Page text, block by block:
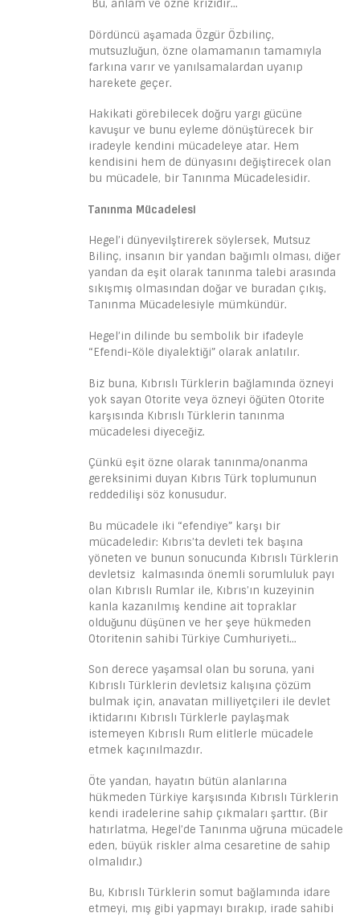
Bu, anlam ve özne krizidir…
Dördüncü aşamada Özgür Özbilinç,
mutsuzluğun, özne olamamanın tamamıyla
farkına varır ve yanılsamalardan uyanıp
harekete geçer.
Hakikati görebilecek doğru yargı gücüne
kavuşur ve bunu eyleme dönüştürecek bir
iradeyle kendini mücadeleye atar. Hem
kendisini hem de dünyasını değiştirecek olan
bu mücadele, bir Tanınma Mücadelesidir.
Tanınma Mücadelesi
Hegel’i dünyevilştirerek söylersek, Mutsuz
Bilinç, insanın bir yandan bağımlı olması, diğer
yandan da eşit olarak tanınma talebi arasında
sıkışmış olmasından doğar ve buradan çıkış,
Tanınma Mücadelesiyle mümkündür.
Hegel’in dilinde bu sembolik bir ifadeyle
“Efendi-Köle diyalektiği” olarak anlatılır.
Biz buna, Kıbrıslı Türklerin bağlamında özneyi
yok sayan Otorite veya özneyi öğüten Otorite
karşısında Kıbrıslı Türklerin tanınma
mücadelesi diyeceğiz.
Çünkü eşit özne olarak tanınma/onanma
gereksinimi duyan Kıbrıs Türk toplumunun
reddedilişi söz konusudur.
Bu mücadele iki “efendiye” karşı bir
mücadeledir: Kıbrıs’ta devleti tek başına
yöneten ve bunun sonucunda Kıbrıslı Türklerin
devletsiz kalmasında önemli sorumluluk payı
olan Kıbrıslı Rumlar ile, Kıbrıs’ın kuzeyinin
kanla kazanılmış kendine ait topraklar
olduğunu düşünen ve her şeye hükmeden
Otoritenin sahibi Türkiye Cumhuriyeti…
Son derece yaşamsal olan bu soruna, yani
Kıbrıslı Türklerin devletsiz kalışına çözüm
bulmak için, anavatan milliyetçileri ile devlet
iktidarını Kıbrıslı Türklerle paylaşmak
istemeyen Kıbrıslı Rum elitlerle mücadele
etmek kaçınılmazdır.
Öte yandan, hayatın bütün alanlarına
hükmeden Türkiye karşısında Kıbrıslı Türklerin
kendi iradelerine sahip çıkmaları şarttır. (Bir
hatırlatma, Hegel’de Tanınma uğruna mücadele
eden, büyük riskler alma cesaretine de sahip
olmalıdır.)
Bu, Kıbrıslı Türklerin somut bağlamında idare
etmeyi, mış gibi yapmayı bırakıp, irade sahibi